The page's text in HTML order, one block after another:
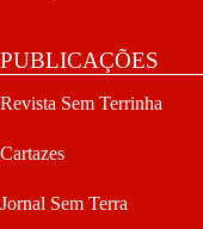
PUBLICAÇÕES
Revista Sem Terrinha
Cartazes
Jornal Sem Terra